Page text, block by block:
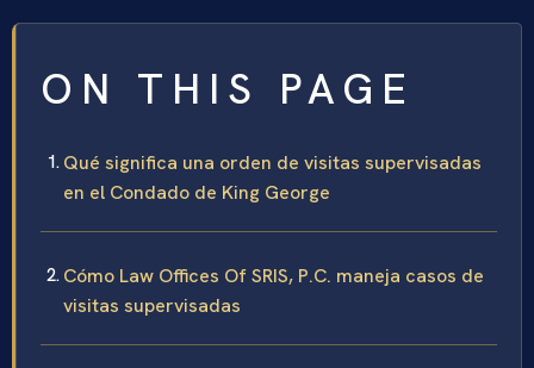
ON THIS PAGE
Qué significa una orden de visitas supervisadas
en el Condado de King George
Cómo Law Offices Of SRIS, P.C. maneja casos de
visitas supervisadas